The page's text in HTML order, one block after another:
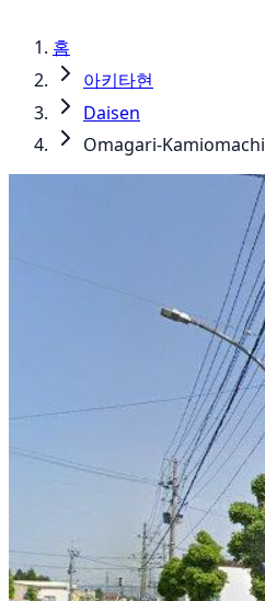
홈
아키타현
Daisen
Omagari-Kamiomachi